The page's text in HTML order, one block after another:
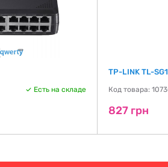
Есть на складе
TP-LINK TL-
Код товара:
827 грн